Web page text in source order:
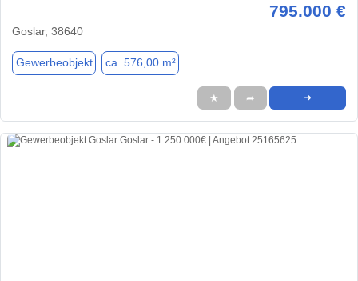
795.000 €
Goslar, 38640
Gewerbeobjekt ca. 576,00 m²
★ ➦ ➜